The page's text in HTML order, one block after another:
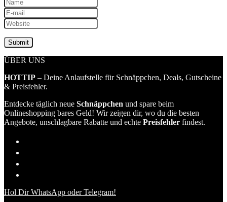
ÜBER UNS
HOTTIP – Deine Anlaufstelle für Schnäppchen, Deals, Gutscheine
& Preisfehler.
Entdecke täglich neue Schnäppchen und spare beim
Onlineshopping bares Geld! Wir zeigen dir, wo du die besten
Angebote, unschlagbare Rabatte und echte Preisfehler findest.
Hol Dir WhatsApp oder Telegram!